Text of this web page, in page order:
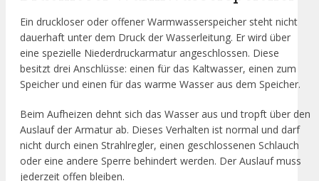
Ein druckloser oder offener Warmwasserspeicher steht nicht
dauerhaft unter dem Druck der Wasserleitung. Er wird über
eine spezielle Niederdruckarmatur angeschlossen. Diese
besitzt drei Anschlüsse: einen für das Kaltwasser, einen zum
Speicher und einen für das warme Wasser aus dem Speicher.
Beim Aufheizen dehnt sich das Wasser aus und tropft über den
Auslauf der Armatur ab. Dieses Verhalten ist normal und darf
nicht durch einen Strahlregler, einen geschlossenen Schlauch
oder eine andere Sperre behindert werden. Der Auslauf muss
jederzeit offen bleiben.